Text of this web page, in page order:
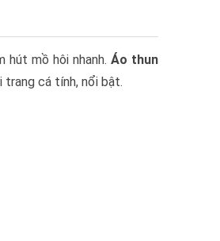
hút mồ hôi nhanh.Áo thun
trang cá tính, nổi bật.